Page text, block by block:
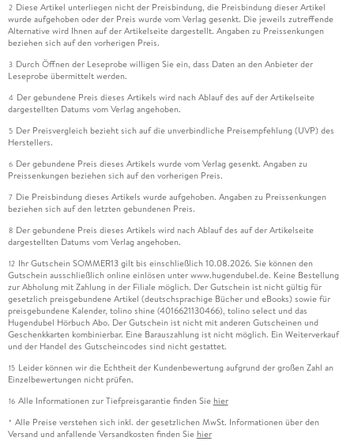
2 Diese Artikel unterliegen nicht der Preisbindung, die Preisbindung dieser Artikel
wurde aufgehoben oder der Preis wurde vom Verlag gesenkt. Die jeweils zutreffende
Alternative wird Ihnen auf der Artikelseite dargestellt. Angaben zu Preissenkungen
beziehen sich auf den vorherigen Preis.
3 Durch Öffnen der Leseprobe willigen Sie ein, dass Daten an den Anbieter der
Leseprobe übermittelt werden.
4 Der gebundene Preis dieses Artikels wird nach Ablauf des auf der Artikelseite
dargestellten Datums vom Verlag angehoben.
5 Der Preisvergleich bezieht sich auf die unverbindliche Preisempfehlung (UVP) des
Herstellers.
6 Der gebundene Preis dieses Artikels wurde vom Verlag gesenkt. Angaben zu
Preissenkungen beziehen sich auf den vorherigen Preis.
7 Die Preisbindung dieses Artikels wurde aufgehoben. Angaben zu Preissenkungen
beziehen sich auf den letzten gebundenen Preis.
8 Der gebundene Preis dieses Artikels wird nach Ablauf des auf der Artikelseite
dargestellten Datums vom Verlag angehoben.
12 Ihr Gutschein SOMMER13 gilt bis einschließlich 10.08.2026. Sie können den
Gutschein ausschließlich online einlösen unter www.hugendubel.de. Keine Bestellung
zur Abholung mit Zahlung in der Filiale möglich. Der Gutschein ist nicht gültig für
gesetzlich preisgebundene Artikel (deutschsprachige Bücher und eBooks) sowie für
preisgebundene Kalender, tolino shine (4016621130466), tolino select und das
Hugendubel Hörbuch Abo. Der Gutschein ist nicht mit anderen Gutscheinen und
Geschenkkarten kombinierbar. Eine Barauszahlung ist nicht möglich. Ein Weiterverkauf
und der Handel des Gutscheincodes sind nicht gestattet.
15 Leider können wir die Echtheit der Kundenbewertung aufgrund der großen Zahl an
Einzelbewertungen nicht prüfen.
16 Alle Informationen zur Tiefpreisgarantie finden Sie hier
* Alle Preise verstehen sich inkl. der gesetzlichen MwSt. Informationen über den
Versand und anfallende Versandkosten finden Sie hier